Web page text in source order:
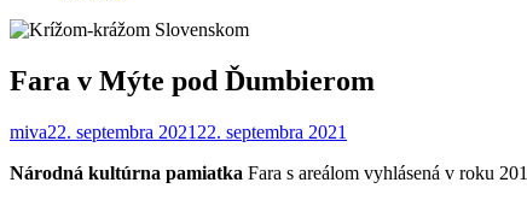
Fara v Mýte pod Ďumbierom
miva22. septembra 2021 22. septembra 2021
Národná kultúrna pamiatka Fara s areálom vyhlásená v roku